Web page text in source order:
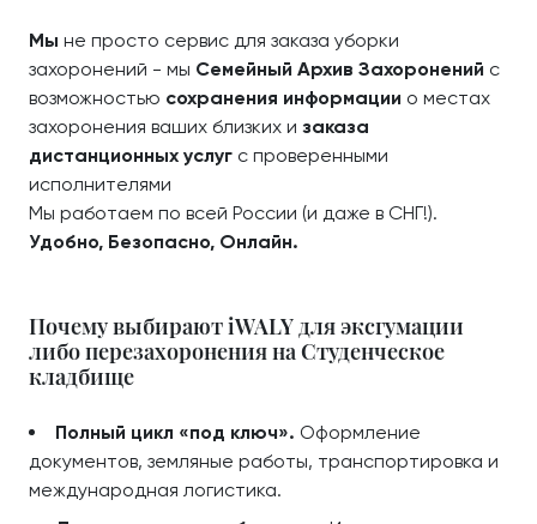
Мы не просто сервис для заказа уборки
захоронений - мы Семейный Архив Захоронений с
возможностью сохранения информации о местах
захоронения ваших близких и заказа
дистанционных услуг с проверенными
исполнителями
Мы работаем по всей России (и даже в СНГ!).
Удобно, Безопасно, Онлайн.
Почему выбирают iWALY для эксгумации
либо перезахоронения на Студенческое
кладбище
Полный цикл «под ключ». Оформление
документов, земляные работы, транспортировка и
международная логистика.